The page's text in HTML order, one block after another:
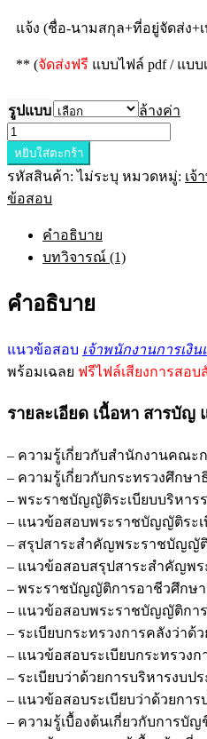
แจ้ง (ชื่อ-นามสกุล+ที่อยู่จัดส่ง+
** (จัดส่งฟรี แบบไฟล์ pdf / แบ
รูปแบบ ล้างค่า
หยิบใส่ตะกร้า
รหัสสินค้า:ไม่ระบุ หมวดหมู่: เจ้
ข้อสอบ
คำอธิบาย
บทวิจารณ์ (1)
คำอธิบาย
แนวข้อสอบ เจ้าพนักงานการเงิ
พร้อมเฉลย ฟรีไฟล์เสียงการสอ
รายละเอียด เนื้อหา สารบัญ
– ความรู้เกี่ยวกับสำนักงานคณะ
– ความรู้เกี่ยวกับกระทรวงศึกษา
– พระราชบัญญัติระเบียบบริหาร
– แนวข้อสอบพระราชบัญญัติระเ
– สรุปสาระสำคัญพระราชบัญญัติ
– แนวข้อสอบสรุปสาระสำคัญพร
– พระราชบัญญัติการอาชีวศึกษา
– แนวข้อสอบพระราชบัญญัติการ
– ระเบียบกระทรวงการคลังว่าด้
– แนวข้อสอบระเบียบกระทรวงก
– ระเบียบว่าด้วยการบริหารงบป
– แนวข้อสอบระเบียบว่าด้วยกา
– ความรู้เบื้องต้นเกี่ยวกับการบัญ